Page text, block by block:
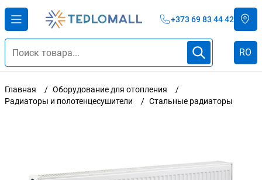
+373 69 83 44 42
RO
Главная
Оборудование для отопления
Радиаторы и полотенцесушители
Стальные радиаторы